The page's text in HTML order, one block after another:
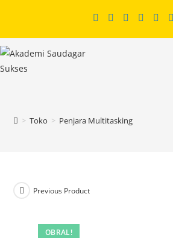
content
> Toko > Penjara Multitasking
OBRAL!
Previous Product